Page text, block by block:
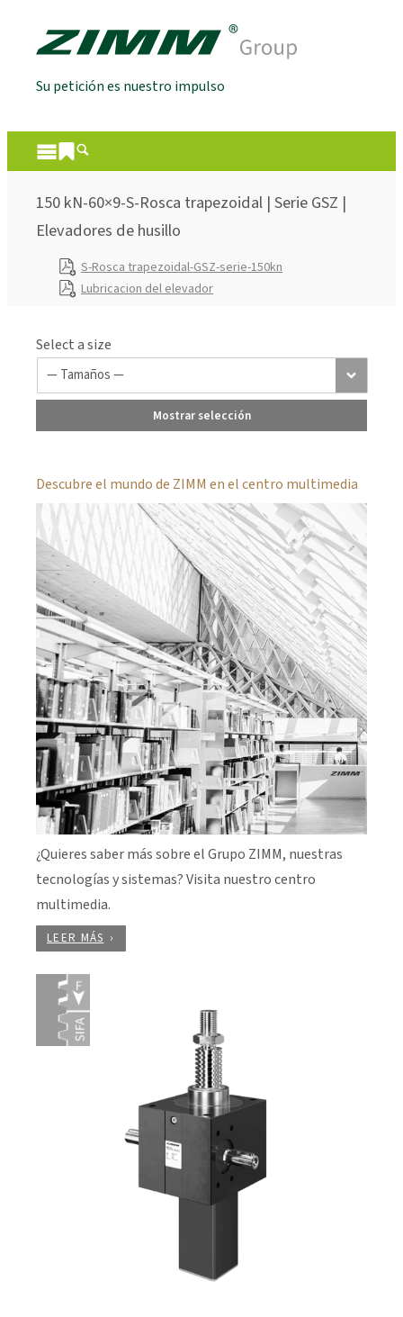
Su petición es nuestro impulso
150 kN-60×9-S-Rosca trapezoidal | Serie GSZ |
Elevadores de husillo
S-Rosca trapezoidal-GSZ-serie-150kn
Lubricacion del elevador
Select a size
Mostrar selección
Descubre el mundo de ZIMM en el centro multimedia
¿Quieres saber más sobre el Grupo ZIMM, nuestras
tecnologías y sistemas? Visita nuestro centro
multimedia.
LEER MÁS